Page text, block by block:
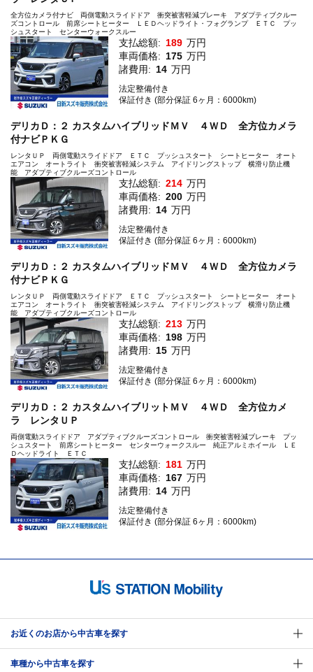
全方位カメラ付ナビ 両側電動スライドドア 衝突被害軽減ブレーキ アダプティブクルー
ズコントロール 前席シートヒーター ＬＥＤヘッドライト・フォグランプ ＥＴＣ プッ
シュスタート センターウォークスルー
支払総額: 189 万円
車両価格: 175 万円
諸費用: 14 万円
法定整備付き
保証付き (部分保証 6ヶ月：6000km)
デリカＤ：２ カスタムハイブリッドＭＶ ４ＷＤ 全方位カメラ
付ナビＰＫＧ
レンタＵＰ 両側電動スライドドア ＥＴＣ プッシュスタート シートヒーター オート
エアコン オートライト 衝突被害軽減システム アイドリングストップ 横滑り防止機
能 アダプティブクルーズコントロール
支払総額: 214 万円
車両価格: 200 万円
諸費用: 14 万円
法定整備付き
保証付き (部分保証 6ヶ月：6000km)
デリカＤ：２ カスタムハイブリッドＭＶ ４ＷＤ 全方位カメラ
付ナビＰＫＧ
レンタＵＰ 両側電動スライドドア ＥＴＣ プッシュスタート シートヒーター オート
エアコン オートライト 衝突被害軽減システム アイドリングストップ 横滑り防止機
能 アダプティブクルーズコントロール
支払総額: 213 万円
車両価格: 198 万円
諸費用: 15 万円
法定整備付き
保証付き (部分保証 6ヶ月：6000km)
デリカＤ：２ カスタムハイブリットＭＶ ４ＷＤ 全方位カメ
ラ レンタＵＰ
両側電動スライドドア アダプティブクルーズコントロール 衝突被害軽減ブレーキ プッ
シュスタート 前席シートヒーター センターウォークスルー 純正アルミホイール ＬＥ
Ｄヘッドライト ＥＴＣ
支払総額: 181 万円
車両価格: 167 万円
諸費用: 14 万円
法定整備付き
保証付き (部分保証 6ヶ月：6000km)
お近くのお店から中古車を探す
車種から中古車を探す